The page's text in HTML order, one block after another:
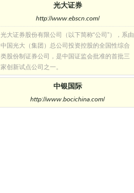
光大证券
http://www.ebscn.com/
光大证券股份有限公司（以下简称“公司”），系由
中国光大（集团）总公司投资控股的全国性综合
类股份制证券公司，是中国证监会批准的首批三
家创新试点公司之一。
中银国际
http://www.bocichina.com/